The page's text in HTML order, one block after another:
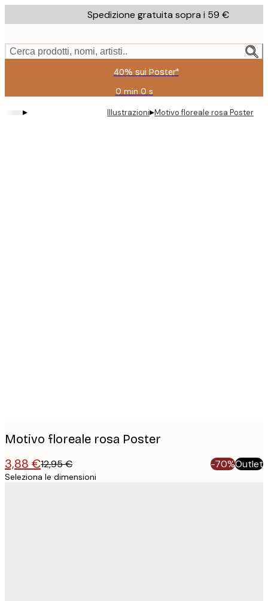
to
content.
Spedizione gratuita sopra i 59 €
Cerca prodotti, nomi, artisti..
40% sui Poster*
0 min 0 s
Valido
fino
a:
▸ Illustrazioni▸Motivo floreale rosa Poster
Motivo floreale rosa Poster
3,88 €12,95 € -70%Outlet
Seleziona le dimensioni